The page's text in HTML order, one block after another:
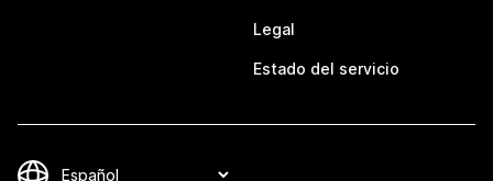
Legal
Estado del servicio